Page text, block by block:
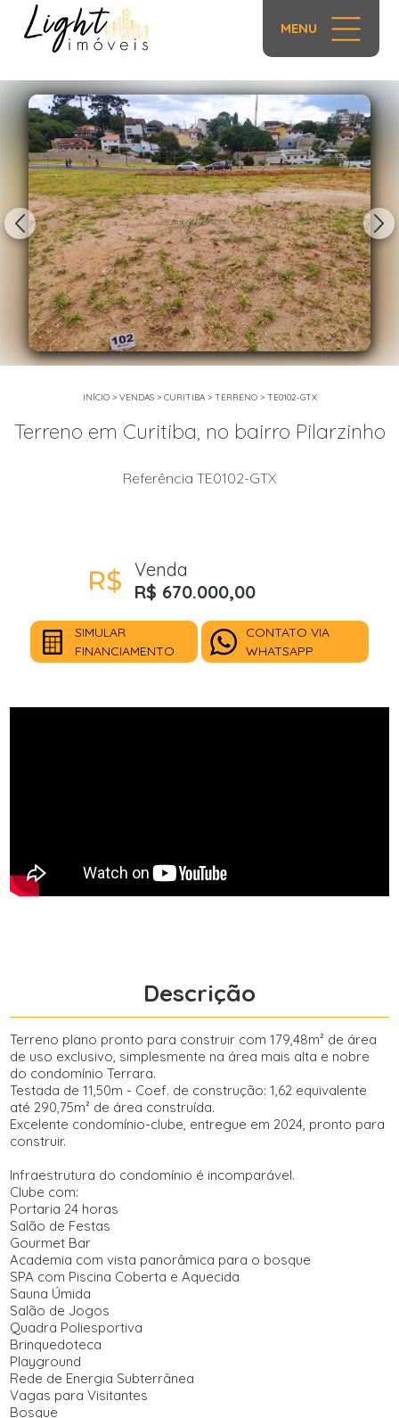
MENU
INÍCIO> VENDAS> CURITIBA> TERRENO> TE0102-GTX
Terreno em Curitiba, no bairro Pilarzinho
Referência TE0102-GTX
Venda
R$ 670.000,00
SIMULAR
FINANCIAMENTO
CONTATO VIA
WHATSAPP
Descrição
Terreno plano pronto para construir com 179,48m² de área
de uso exclusivo, simplesmente na área mais alta e nobre
do condomínio Terrara.
Testada de 11,50m - Coef. de construção: 1,62 equivalente
até 290,75m² de área construída.
Excelente condomínio-clube, entregue em 2024, pronto para
construir.
Infraestrutura do condomínio é incomparável.
Clube com:
Portaria 24 horas
Salão de Festas
Gourmet Bar
Academia com vista panorâmica para o bosque
SPA com Piscina Coberta e Aquecida
Sauna Úmida
Salão de Jogos
Quadra Poliesportiva
Brinquedoteca
Playground
Rede de Energia Subterrânea
Vagas para Visitantes
Bosque